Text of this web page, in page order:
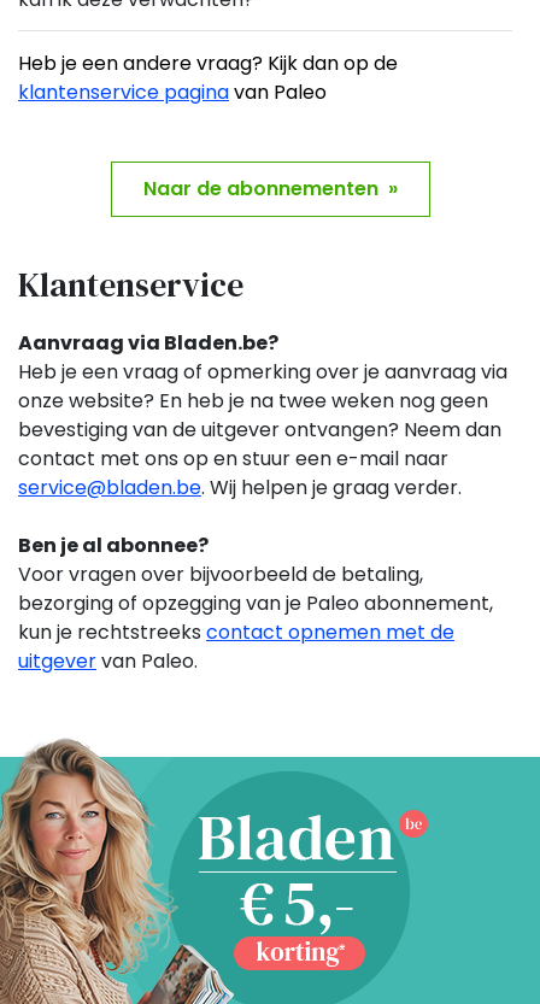
Heb je een andere vraag? Kijk dan op de
klantenservice paginavan Paleo
Naar de abonnementen »
Klantenservice
Aanvraag via Bladen.be?
Heb je een vraag of opmerking over je aanvraag via
onze website? En heb je na twee weken nog geen
bevestiging van de uitgever ontvangen? Neem dan
contact met ons op en stuur een e-mail naar
service@bladen.be. Wij helpen je graag verder.
Ben je al abonnee?
Voor vragen over bijvoorbeeld de betaling,
bezorging of opzegging van je Paleoabonnement,
kun je rechtstreeks contact opnemen met de
uitgevervan Paleo.